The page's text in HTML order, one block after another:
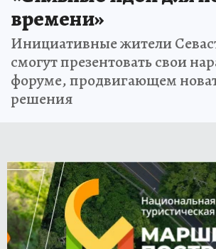
времени»
Инициативные жители
смогут презентовать свои
форуме, продвигающем
решения